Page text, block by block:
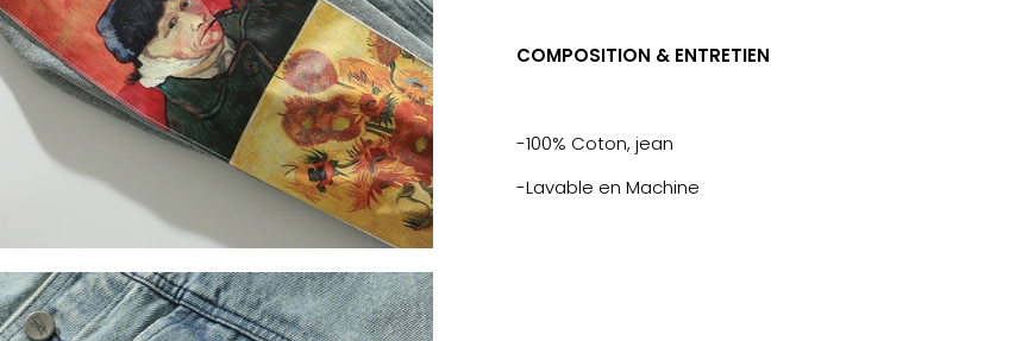
COMPOSITION & ENTRETIEN
-100% Coton, jean
-Lavable en Machine